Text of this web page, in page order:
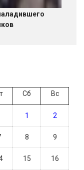
Сб Вс
1 2
8 9
15 16